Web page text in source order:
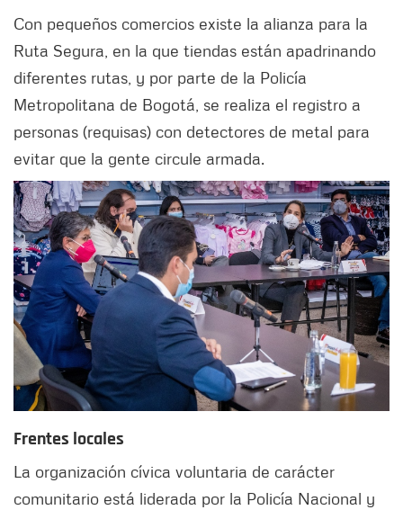
Con pequeños comercios existe la alianza para la
Ruta Segura, en la que tiendas están apadrinando
diferentes rutas, y por parte de la Policía
Metropolitana de Bogotá, se realiza el registro a
personas (requisas) con detectores de metal para
evitar que la gente circule armada.
Frentes locales
La organización cívica voluntaria de carácter
comunitario está liderada por la Policía Nacional y